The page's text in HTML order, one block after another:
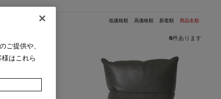
低価格順 高価格順 新着順 商品名順
6件あります
ご提供や、
はこれら